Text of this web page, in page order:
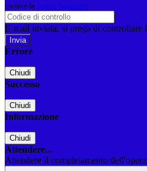
tramite la Login Spaggiari
E-mail inviata, si prega di controllare
Errore
Chiudi
Successo
Chiudi
Informazione
Chiudi
Attendere...
Attendere il completamento